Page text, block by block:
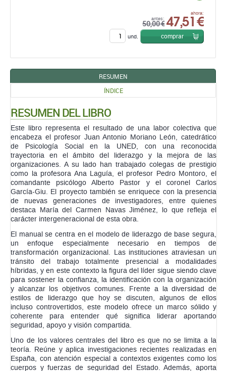
antes:
50,00 €
ahora:
47,51 €
und. comprar
RESUMEN
ÍNDICE
RESUMEN DEL LIBRO
Este libro representa el resultado de una labor colectiva que
encabeza el profesor Juan Antonio Moriano León, catedrático
de Psicología Social en la UNED, con una reconocida
trayectoria en el ámbito del liderazgo y la mejora de las
organizaciones. A su lado han trabajado colegas de prestigio
como la profesora Ana Laguía, el profesor Pedro Montoro, el
comandante psicólogo Alberto Pastor y el coronel Carlos
García-Giu. El proyecto también se enriquece con la presencia
de nuevas generaciones de investigadores, entre quienes
destaca María del Carmen Navas Jiménez, lo que refleja el
carácter intergeneracional de esta obra.
El manual se centra en el modelo de liderazgo de base segura,
un enfoque especialmente necesario en tiempos de
transformación organizacional. Las instituciones atraviesan un
tránsito del trabajo totalmente presencial a modalidades
híbridas, y en este contexto la figura del líder sigue siendo clave
para sostener la confianza, la identificación con la organización
y alcanzar los objetivos comunes. Frente a la diversidad de
estilos de liderazgo que hoy se discuten, algunos de ellos
incluso controvertidos, este modelo ofrece un marco sólido y
coherente para entender qué significa liderar aportando
seguridad, apoyo y visión compartida.
Uno de los valores centrales del libro es que no se limita a la
teoría. Reúne y aplica investigaciones recientes realizadas en
España, con atención especial a contextos exigentes como los
cuerpos y fuerzas de seguridad del Estado. Además, aporta